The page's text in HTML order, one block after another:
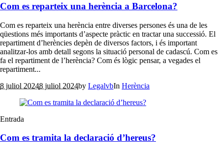
Com es reparteix una herència a Barcelona?
Com es reparteix una herència entre diverses persones és una de les
qüestions més importants d’aspecte pràctic en tractar una successió. El
repartiment d’herències depèn de diversos factors, i és important
analitzar-los amb detall segons la situació personal de cadascú. Com es
fa el repartiment de l’herència? Com és lògic pensar, a vegades el
repartiment...
8 juliol 20248 juliol 2024by LegalvbIn Herència
Entrada
Com es tramita la declaració d’hereus?